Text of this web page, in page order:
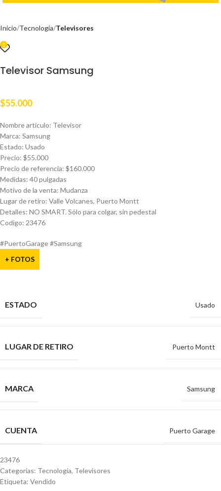
Inicio Tecnología Televisores
0
Televisor Samsung
$55.000
Nombre articulo: Televisor
Marca: Samsung
Estado: Usado
Precio: $55.000
Precio de referencia: $160.000
Medidas: 40 pulgadas
Motivo de la venta: Mudanza
Lugar de retiro: Valle Volcanes, Puerto Montt
Detalles: NO SMART. Sólo para colgar, sin pedestal
Codigo: 23476
#PuertoGarage #Samsung
+ FOTOS
ESTADO Usado
LUGAR DE RETIRO Puerto Montt
MARCA Samsung
CUENTA Puerto Garage
23476
Categorías: Tecnología, Televisores
Etiqueta: Vendido